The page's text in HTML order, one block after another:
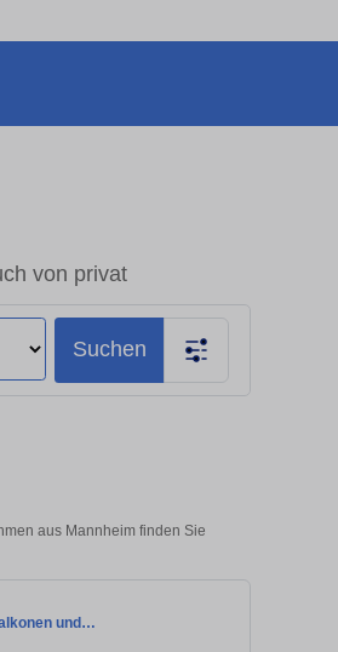
von privat
Suchen
aus Mannheim finden Sie
und…